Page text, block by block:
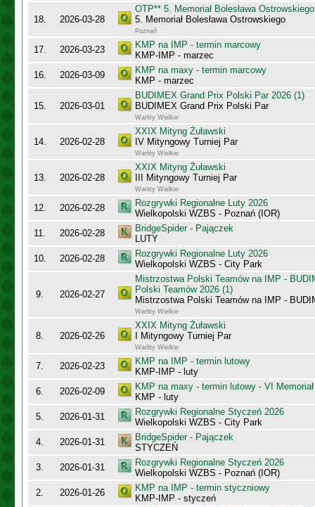
18. 2026-03-28
OTP** 5. Memoriał Bolesława Ostrowskiego
5. Memoriał Bolesława Ostrowskiego
Poznań
17. 2026-03-23
KMP na IMP - termin marcowy
KMP-IMP - marzec
16.
2026-03-09
KMP na maxy - termin marcowy
KMP - marzec
15. 2026-03-01
BUDIMEX Grand Prix Polski Par 2026 (1)
BUDIMEX Grand Prix Polski Par
Warlity Wielkie
14. 2026-02-28
XXIX Mityng Żuławski
IV Mityngowy Turniej Par
Warlity Wielkie
13. 2026-02-28
XXIX Mityng Żuławski
III Mityngowy Turniej Par
Warlity Wielkie
12. 2026-02-28
Rozgrywki Regionalne Luty 2026
Wielkopolski WZBS - Poznań (IOR)
11.
2026-02-28
BridgeSpider - Pajączek
LUTY
10.
2026-02-28
Rozgrywki Regionalne Luty 2026
Wielkopolski WZBS - City Park
9. 2026-02-27
Mistrzostwa Polski Teamów na IMP -
Polski Teamów 2026 (1)
Mistrzostwa Polski Teamów na IMP -
Warlity Wielkie
8. 2026-02-26
XXIX Mityng Żuławski
I Mityngowy Turniej Par
Warlity Wielkie
7. 2026-02-23
KMP na IMP - termin lutowy
KMP-IMP - luty
6.
2026-02-09
KMP na maxy - termin lutowy - VI
KMP - luty
5.
2026-01-31
Rozgrywki Regionalne Styczeń 2026
Wielkopolski WZBS - City Park
4.
2026-01-31
BridgeSpider - Pajączek
STYCZEŃ
3.
2026-01-31
Rozgrywki Regionalne Styczeń 2026
Wielkopolski WZBS - Poznań (IOR)
2.
2026-01-26
KMP na IMP - termin styczniowy
KMP-IMP - styczeń